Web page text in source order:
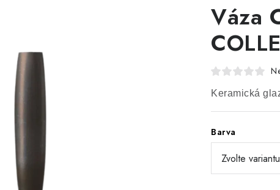
Váza
Keramická
Barva